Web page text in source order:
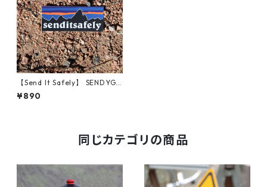
【Send It Safely】 SENDYGO
NIA STICKER
¥890
同じカテゴリの商品